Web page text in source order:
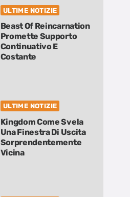
ULTIME NOTIZIE
Beast Of Reincarnation
Promette Supporto
Continuativo E
Costante
ULTIME NOTIZIE
Kingdom Come Svela
Una Finestra Di Uscita
Sorprendentemente
Vicina